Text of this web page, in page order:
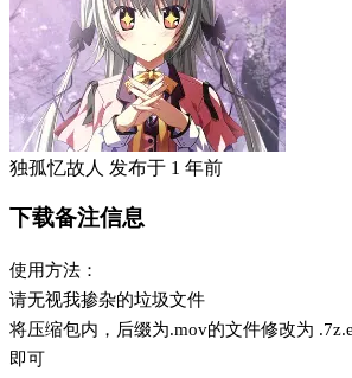
独孤忆故人 发布于 1 年前
下载备注信息
使用方法：
请无视我掺杂的垃圾文件
将压缩包内，后缀为.mov的文件修改为
即可